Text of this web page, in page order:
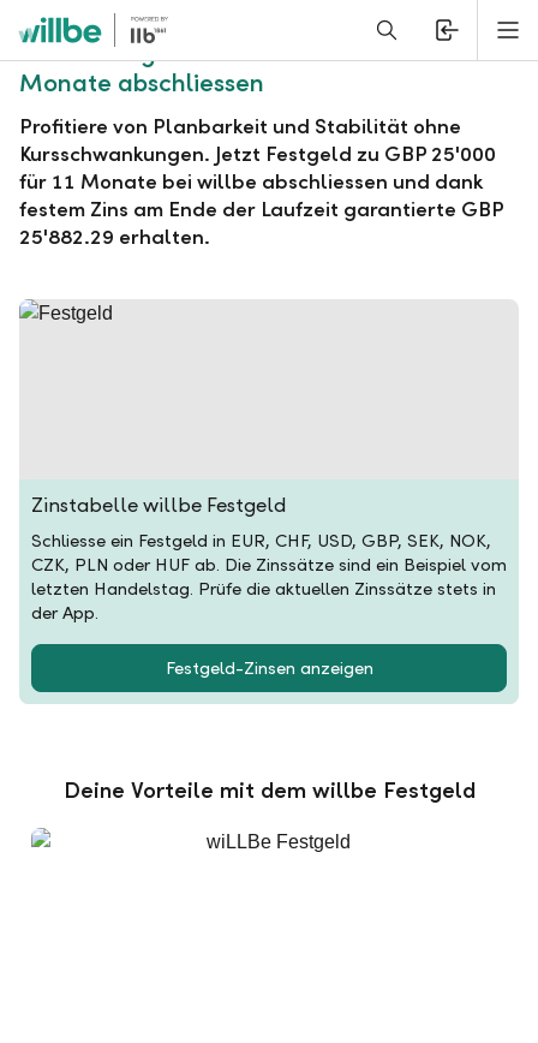
Alerts.Headline
willbe Festgeld zu GBP 25'000 für 11
Monate abschliessen
Profitiere von Planbarkeit und Stabilität ohne
Kursschwankungen. Jetzt Festgeld zu GBP 25'000
für 11 Monate bei willbe abschliessen und dank
festem Zins am Ende der Laufzeit garantierte GBP
25'882.29 erhalten.
Zinstabelle willbe Festgeld
Schliesse ein Festgeld in EUR, CHF, USD, GBP, SEK, NOK,
CZK, PLN oder HUF ab. Die Zinssätze sind ein Beispiel vom
letzten Handelstag. Prüfe die aktuellen Zinssätze stets in
der App.
Festgeld-Zinsen anzeigen
Deine Vorteile mit dem willbe Festgeld